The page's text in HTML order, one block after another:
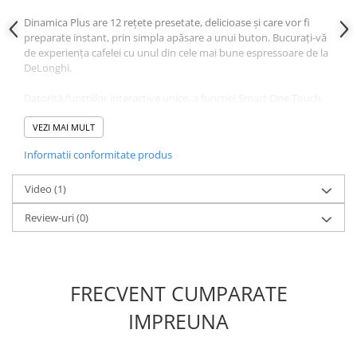
Dinamica Plus are 12 rețete presetate, delicioase și care vor fi
preparate instant, prin simpla apăsare a unui buton. Bucurați-vă
de experiența cafelei cu unul din cele mai bune espressoare de la
DeLonghi.
aplicația Coffee Link și a profilului de utilizator, DeLonghi
Dinamica Plus duce prepararea cafelei la un alt nivel și permite o
Specificații tehnice:
Dimensiune (mm) -
Greutate
Capacitatea recipientului pentru zaț- 14 porții
Funcțiile espressorului
VEZI MAI MULT
Informatii conformitate produs
Video (1)
Review-uri(0)
FRECVENT CUMPARATE
IMPREUNA